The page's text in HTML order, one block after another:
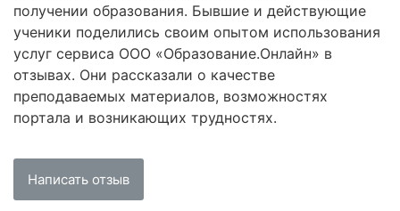
получении образования. Бывшие и действующие
ученики поделились своим опытом использования
услуг сервиса ООО «Образование.Онлайн» в
отзывах. Они рассказали о качестве
преподаваемых материалов, возможностях
портала и возникающих трудностях.
Написать отзыв